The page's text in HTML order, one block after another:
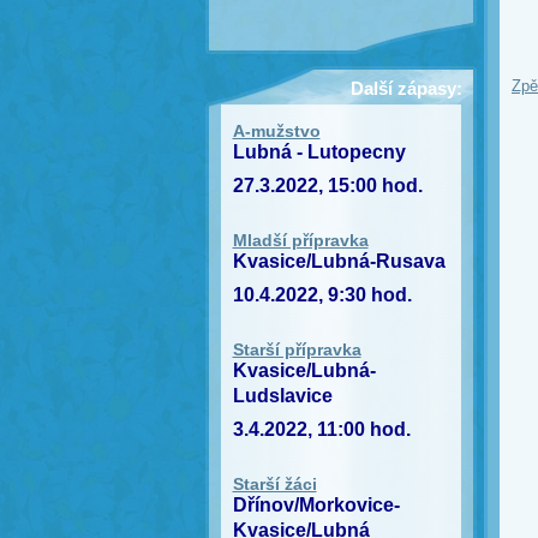
Další zápasy:
A-mužstvo
Lubná - Lutopecny
27.3.2022, 15:00 hod.
Mladší přípravka
Kvasice/Lubná-Rusava
10.4.2022, 9:30 hod.
Starší přípravka
Kvasice/Lubná-
Ludslavice
3.4.2022, 11:00 hod.
Starší žáci
Dřínov/Morkovice-
Kvasice/Lubná